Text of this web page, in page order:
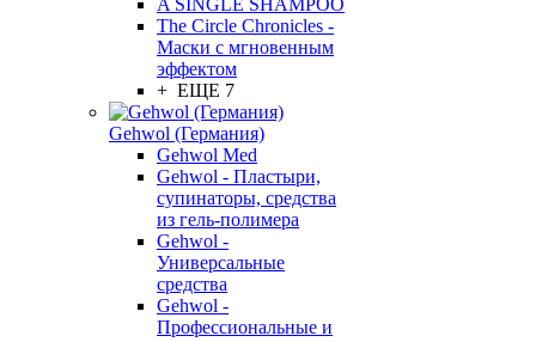
A SINGLE SHAMPOO
The Circle Chronicles -
Маски с мгновенным
эффектом
+ ЕЩЕ 7
Gehwol (Германия)
Gehwol Med
Gehwol - Пластыри,
супинаторы, средства
из гель-полимера
Gehwol -
Универсальные
средства
Gehwol -
Профессиональные и